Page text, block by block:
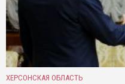
ХЕРСОНСКАЯ ОБЛАСТЬ